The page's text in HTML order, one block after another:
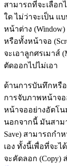
สามารถที่จะเลือ
ใด ไม่ว่าจะเป็น แ
หน้าต่าง
หรือทั้งหน้าจอ
จะเอาลูกศรเมาส์
ตัดออกไปไม่เอา
ด้านการบันทึกหรื
การจับภาพหน้าจ
หน้าจออย่างอัตโ
นอกจากนี้ มันสาม
Save) สามารถก
เอง ทั้งนี้เพื่อที่จะ
จะคัดลอก (Copy)